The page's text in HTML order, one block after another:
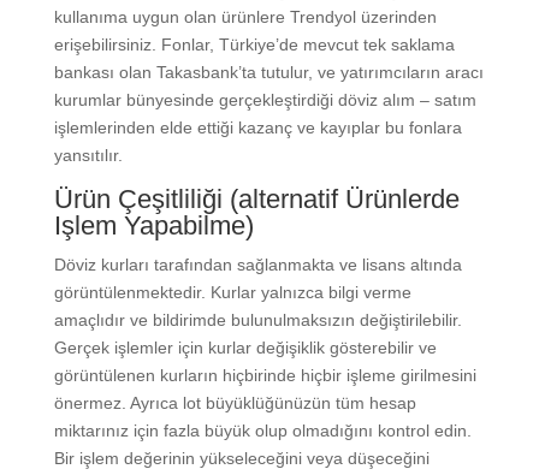
kullanıma uygun olan ürünlere Trendyol üzerinden
erişebilirsiniz. Fonlar, Türkiye’de mevcut tek saklama
bankası olan Takasbank’ta tutulur, ve yatırımcıların aracı
kurumlar bünyesinde gerçekleştirdiği döviz alım – satım
işlemlerinden elde ettiği kazanç ve kayıplar bu fonlara
yansıtılır.
Ürün Çeşitliliği (alternatif Ürünlerde
Işlem Yapabilme)
Döviz kurları tarafından sağlanmakta ve lisans altında
görüntülenmektedir. Kurlar yalnızca bilgi verme
amaçlıdır ve bildirimde bulunulmaksızın değiştirilebilir.
Gerçek işlemler için kurlar değişiklik gösterebilir ve
görüntülenen kurların hiçbirinde hiçbir işleme girilmesini
önermez. Ayrıca lot büyüklüğünüzün tüm hesap
miktarınız için fazla büyük olup olmadığını kontrol edin.
Bir işlem değerinin yükseleceğini veya düşeceğini